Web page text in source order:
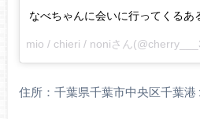
なべちゃんに会いに行ってくるあ
住所：千葉県千葉市中央区千葉港